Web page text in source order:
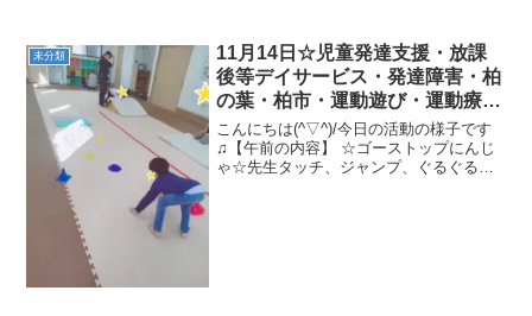
ク→だるまさん→竹→山登り☆トントン
相撲【午後の内容】 ☆...
未分類
11月14日☆児童発達支援・放課
後等デイサービス・発達障害・柏
の葉・柏市・運動遊び・運動療
育・プログラム・楽しい療育
こんにちは(^▽^)/今日の活動の様子です
♫【午前の内容】 ☆ゴーストップにんじ
ゃ☆先生タッチ、ジャンプ、ぐるぐる、